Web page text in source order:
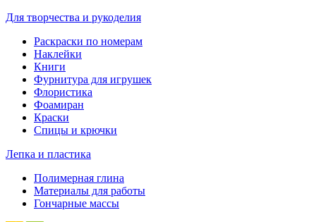
Для творчества и рукоделия
Раскраски по номерам
Наклейки
Книги
Фурнитура для игрушек
Флористика
Фоамиран
Краски
Спицы и крючки
Лепка и пластика
Полимерная глина
Материалы для работы
Гончарные массы